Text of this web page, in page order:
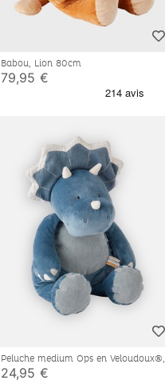
Babou, Lion 80cm
79,95 €
Peluche medium Ops en Veloudoux®,
bleu
24,95 €